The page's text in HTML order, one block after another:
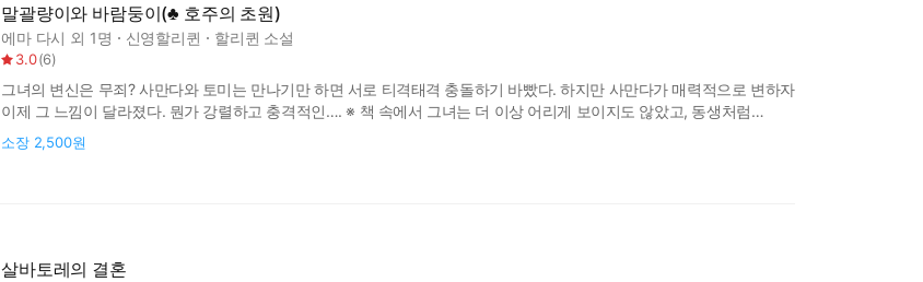
말괄량이와 바람둥이(♣ 호주의 초원)
에마 다시 외 1명 신영할리퀸 할리퀸 소설
3.0(6)
그녀의 변신은 무죄? 사만다와 토미는 만나기만 하면 서로 티격태격 충돌하기 바빴다. 하지만 사만다가 매력적으로 변하자
이제 그 느낌이 달라졌다. 뭔가 강렬하고 충격적인…. ※ 책 속에서 그녀는 더 이상 어리게 보이지도 않았고, 동생처럼
느껴지지도 않았다. 주근깨는 다 어디로 간 거지? 샘의 얼굴은 정말 매혹적이었다. 입술엔 연한 립스틱이 빛을 발했고 눈도
보통 때보다 더 크고 반짝거리는 것 같았다. 그녀의 눈길이 자신에게 멈추자 토미는 가슴에
소장 2,500원
살바토레의 결혼